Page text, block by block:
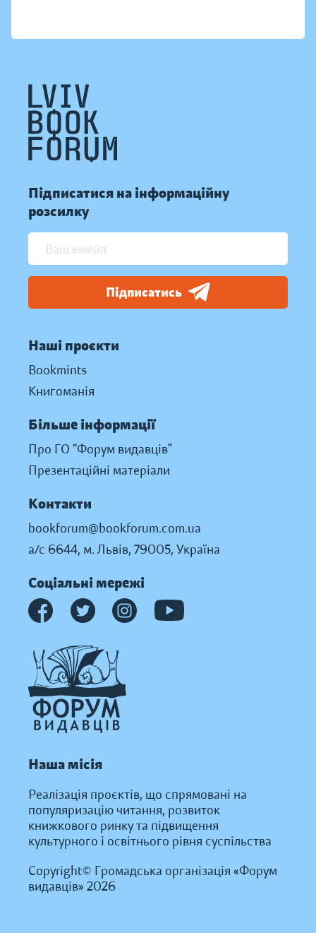
Підписатися на інформаційну
розсилку
Підписатись
Наші проєкти
Bookmints
Книгоманія
Більше інформації
Про ГО “Форум видавців”
Презентаційні матеріали
Контакти
bookforum@bookforum.com.ua
а/с 6644, м. Львів, 79005, Україна
Соціальні мережі
Наша місія
Реалізація проєктів, що спрямовані на
популяризацію читання, розвиток
книжкового ринку та підвищення
культурного і освітнього рівня суспільства
Copyright© Громадська організація «Форум
видавців» 2026